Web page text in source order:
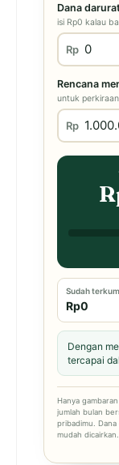
Dana
isi Rp0 kalau
Rp
Rencana
untuk
Rp
Sudah
Rp0
Dengan
tercapai
Hanya
jumlah bulan
pribadimu.
mudah dicairkan.